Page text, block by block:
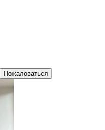
Пожаловаться